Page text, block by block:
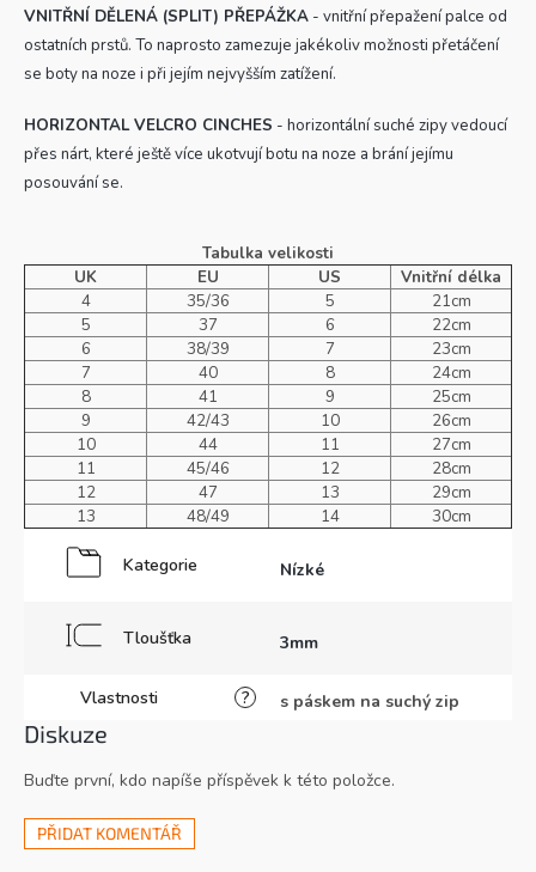
VNITŘNÍ DĚLENÁ (SPLIT) PŘEPÁŽKA - vnitřní přepaženípalce od
ostatních prstů. To naprosto zamezuje jakékoliv možnosti přetáčení
se boty na noze i při jejím nejvyšším zatížení.
HORIZONTAL VELCRO CINCHES - horizontální suché zipy vedoucí
přes nárt, které ještě více ukotvují botu na noze a brání jejímu
posouvání se.
Tabulka velikosti
UK
EU US
Vnitřní délka
4
35/36 5
21cm
5
37 6
22cm
6
38/39 7
23cm
7
40 8
24cm
8
41 9
25cm
9
42/43 10
26cm
10
44 11
27cm
11
45/46 12
28cm
12
47 13
29cm
13
48/49 14 30cm
Kategorie Nízké
Tloušťka 3mm
?
Vlastnosti s páskem na suchý zip
Diskuze
Buďte první, kdo napíše příspěvek k této položce.
PŘIDAT KOMENTÁŘ